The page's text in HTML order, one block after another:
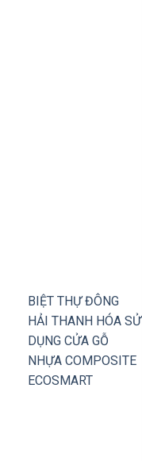
BIỆT THỰ ĐÔNG
HẢI THANH HÓA SỬ
DỤNG CỬA GỖ
NHỰA COMPOSITE
ECOSMART